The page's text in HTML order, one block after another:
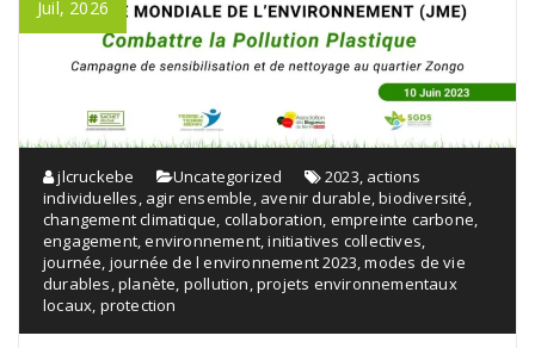
Juil, 2026
jlcruckebe Uncategorized 2023, actions
individuelles, agir ensemble, avenir durable,biodiversité,
changement climatique, collaboration, empreinte carbone,
engagement,environnement,initiatives collectives,
journée, journée de l environnement 2023,modes de vie
durables,planète, pollution,projets environnementaux
locaux, protection